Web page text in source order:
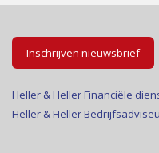
Inschrijven nieuwsbrief
Heller & Heller Financiële
Heller & Heller